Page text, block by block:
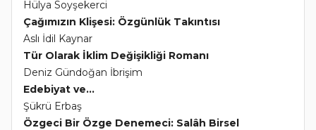
Hülya Soyşekerci
Çağımızın Klişesi: Özgünlük Takıntısı
Aslı İdil Kaynar
Tür Olarak İklim Değişikliği Romanı
Deniz Gündoğan İbrişim
Edebiyat ve...
Şükrü Erbaş
Özgeci Bir Özge Denemeci: Salâh Birsel